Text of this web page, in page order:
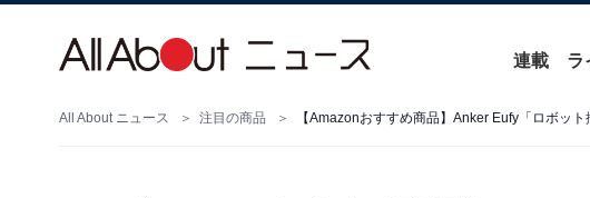
連載 ラ
All About ニュース 注目の商品 【Amazonおすすめ商品】Anker Eufy「ロボッ